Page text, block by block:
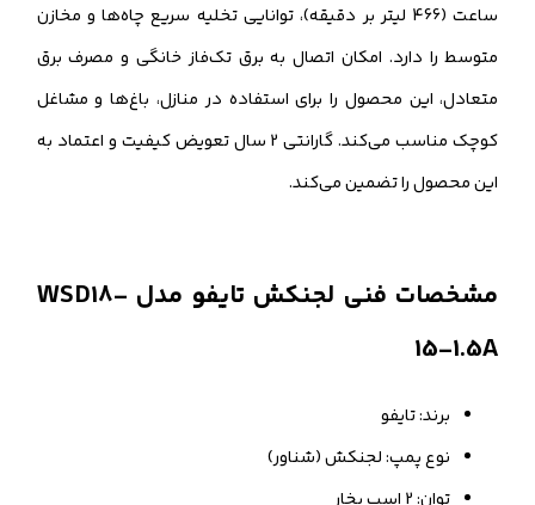
ساعت (466 لیتر بر دقیقه)، توانایی تخلیه سریع چاه‌ها و مخازن
متوسط را دارد. امکان اتصال به برق تک‌فاز خانگی و مصرف برق
متعادل، این محصول را برای استفاده در منازل، باغ‌ها و مشاغل
کوچک مناسب می‌کند. گارانتی 2 سال تعویض کیفیت و اعتماد به
این محصول را تضمین می‌کند.
مشخصات فنی لجنکش تایفو مدل WSD18-
15-1.5A
برند: تایفو
نوع پمپ: لجنکش (شناور)
توان: 2 اسب بخار